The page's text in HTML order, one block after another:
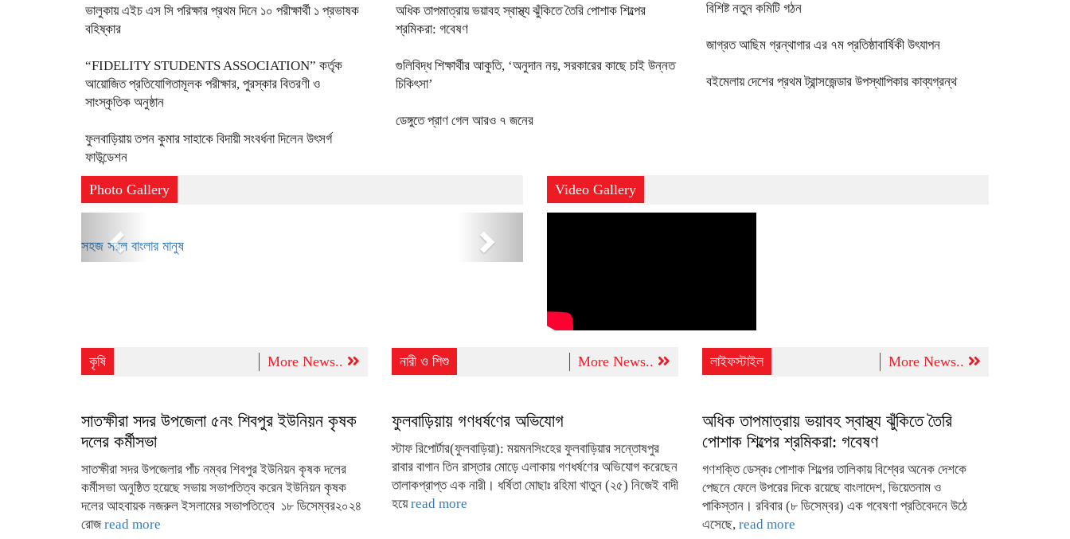
ভালুকায় এইচ এস সি পরিক্ষার প্রথম দিনে ১০ পরীক্ষার্থী ১ প্রভাষক
বহিষ্কার
“FIDELITY STUDENTS ASSOCIATION” কর্তৃক
আয়োজিত প্রতিযোগিতামূলক পরীক্ষার, পুরস্কার বিতরণী ও
সাংস্কৃতিক অনুষ্ঠান
ফুলবাড়িয়ায় তপন কুমার সাহাকে বিদায়ী সংবর্ধনা দিলেন উৎসর্গ
ফাউন্ডেশন
অধিক তাপমাত্রায় ভয়াবহ স্বাস্থ্য ঝুঁকিতে তৈরি পোশাক শিল্পের
শ্রমিকরা: গবেষণ
গুলিবিদ্ধ শিক্ষার্থীর আকুতি, ‘অনুদান নয়, সরকারের কাছে চাই উন্নত
চিকিৎসা’
ডেঙ্গুতে প্রাণ গেল আরও ৭ জনের
বিশিষ্ট নতুন কমিটি গঠন
জাগ্রত আছিম গ্রন্থাগার এর ৭ম প্রতিষ্ঠাবার্ষিকী উৎযাপন
বইমেলায় দেশের প্রথম ট্রান্সজেন্ডার উপস্থাপিকার কাব্যগ্রন্থ
Photo Gallery
সহজ সরল বাংলার মানুষ
Video Gallery
কৃষি More News..
সাতক্ষীরা সদর উপজেলা ৫নং শিবপুর ইউনিয়ন কৃষক
দলের কর্মীসভা
সাতক্ষীরা সদর উপজেলার পাঁচ নম্বর শিবপুর ইউনিয়ন কৃষক দলের
কর্মীসভা অনুষ্ঠিত হয়েছে সভায় সভাপতিত্ব করেন ইউনিয়ন কৃষক
দলের আহবায়ক নজরুল ইসলামের সভাপতিত্বে ১৮ ডিসেম্বর২০২৪
রোজ read more
নারী ও শিশু More News..
ফুলবাড়িয়ায় গণধর্ষণের অভিযোগ
স্টাফ রিপোর্টার(ফুলবাড়িয়া): ময়মনসিংহের ফুলবাড়িয়ার সন্তোষপুর
রাবার বাগান তিন রাস্তার মোড়ে এলাকায় গণধর্ষণের অভিযোগ করেছেন
তালাকপ্রাপ্ত এক নারী। ধর্ষিতা মোছাঃ রহিমা খাতুন (২৫) নিজেই বাদী
হয়েread more
লাইফস্টাইল More News..
অধিক তাপমাত্রায় ভয়াবহ স্বাস্থ্য ঝুঁকিতে তৈরি
পোশাক শিল্পের শ্রমিকরা: গবেষণ
গণশক্তি ডেস্কঃ পোশাক শিল্পের তালিকায় বিশ্বের অনেক দেশকে
পেছনে ফেলে উপরের দিকে রয়েছে বাংলাদেশ, ভিয়েতনাম ও
পাকিস্তান। রবিবার (৮ ডিসেম্বর) এক গবেষণা প্রতিবেদনে উঠে
এসেছে, read more